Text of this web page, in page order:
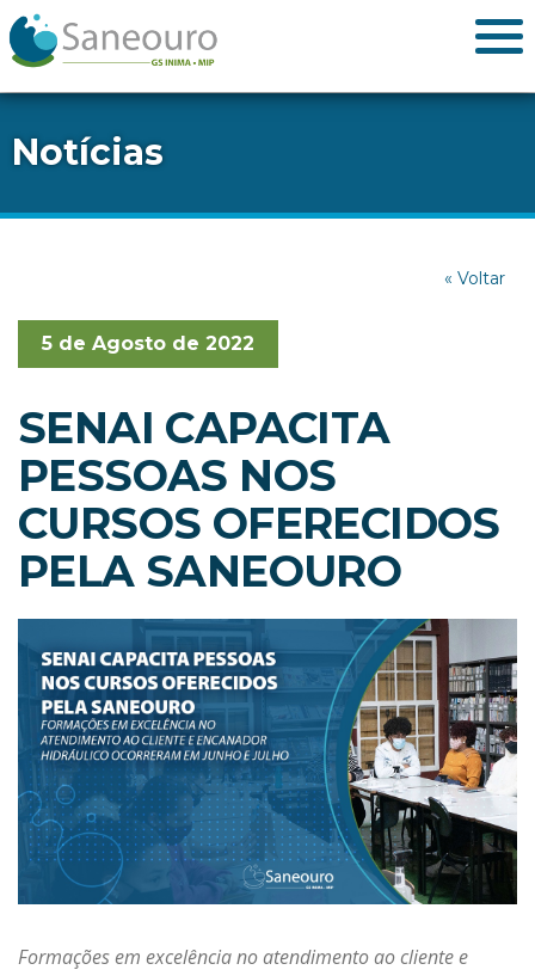
Notícias
« Voltar
5 de Agosto de 2022
SENAI CAPACITA
PESSOAS NOS
CURSOS OFERECIDOS
PELA SANEOURO
Formações em excelência no atendimento ao cliente e